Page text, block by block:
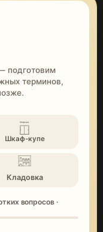
подготовим
терминов,
Шкаф-купе
Кладовка